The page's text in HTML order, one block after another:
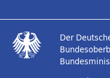
Der